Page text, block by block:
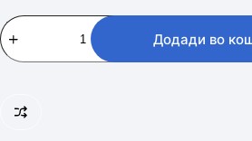
GORENJE
AF1409DB
количина
Додади во